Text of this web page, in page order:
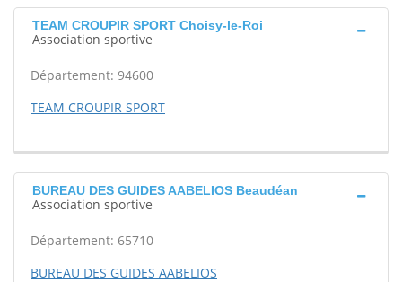
TEAM CROUPIR SPORT Choisy-le-Roi
Association sportive
Département: 94600
TEAM CROUPIR SPORT
BUREAU DES GUIDES AABELIOS Beaudéan
Association sportive
Département: 65710
BUREAU DES GUIDES AABELIOS